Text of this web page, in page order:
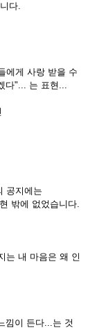
다.
에게 사랑 받을 수
다"... 는 표현...
공지에는
밖에 없었습니다.
는 내 마음은 왜 인
낌이 든다...는 것